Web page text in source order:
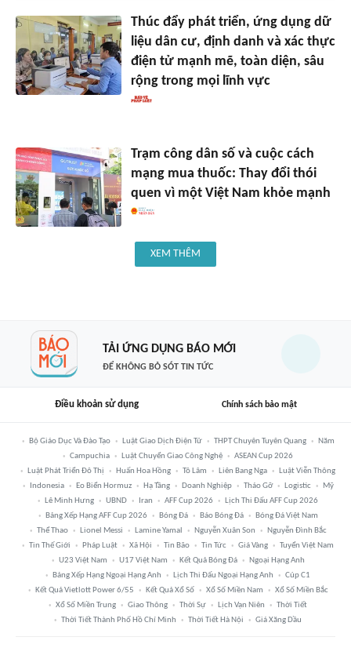
Thúc đẩy phát triển, ứng dụng dữ
liệu dân cư, định danh và xác thực
điện tử mạnh mẽ, toàn diện, sâu
rộng trong mọi lĩnh vực
Trạm công dân số và cuộc cách
mạng mua thuốc: Thay đổi thói
quen vì một Việt Nam khỏe mạnh
XEM THÊM
TẢI ỨNG DỤNG BÁO MỚI
ĐỂ KHÔNG BỎ SÓT TIN TỨC
Điều khoản sử dụng Chính sách bảo mật
Bộ Giáo Dục Và Đào Tạo Luật Giao Dịch Điện Tử THPT Chuyên Tuyên Quang
Năm
Campuchia
Luật Chuyển Giao Công Nghệ
ASEAN Cup 2026
Luật Phát Triển Đô Thị
Huấn Hoa Hồng Tô Lâm Liên Bang Nga
Luật Viễn Thông
Indonesia
Eo Biển Hormuz Hạ Tầng Doanh Nghiệp Tháo Gỡ Logistic
Mỹ
Lê Minh Hưng
UBND Iran AFF Cup 2026
Lịch Thi Đấu AFF Cup 2026
Bảng Xếp Hạng AFF Cup 2026
Bóng Đá Báo Bóng Đá
Bóng Đá Việt Nam
Thể Thao
Lionel Messi Lamine Yamal Nguyễn Xuân Son
Nguyễn Đình Bắc
Tin Thế Giới
Pháp Luật Xã Hội Tin Bão Tin Tức Giá Vàng
Tuyển Việt Nam
U23 Việt Nam
U17 Việt Nam Kết Quả Bóng Đá
Ngoại Hạng Anh
Bảng Xếp Hạng Ngoại Hạng Anh
Lịch Thi Đấu Ngoại Hạng Anh
Cúp C1
Kết Quả Vietlott Power 6/55
Kết Quả Xổ Số Xổ Số Miền Nam
Xổ Số Miền Bắc
Xổ Số Miền Trung
Giao Thông Thời Sự Lịch Vạn Niên
Thời Tiết
Thời Tiết Thành Phố Hồ Chí Minh
Thời Tiết Hà Nội Giá Xăng Dầu